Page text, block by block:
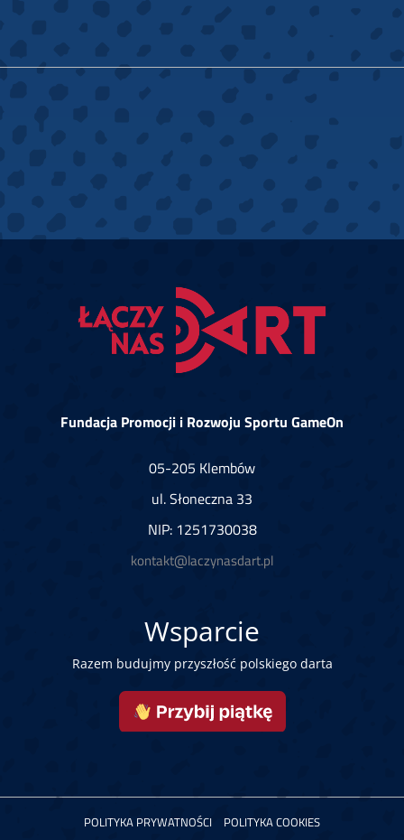
Fundacja Promocji i Rozwoju Sportu GameOn
05-205 Klembów
ul. Słoneczna 33
NIP: 1251730038
kontakt@laczynasdart.pl
Wsparcie
Razem budujmy przyszłość polskiego darta
POLITYKA PRYWATNOŚCI POLITYKA COOKIES